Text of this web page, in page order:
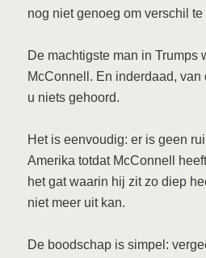
nog niet genoeg om verschil te
De machtigste man in Trumps
McConnell. En inderdaad,
u niets gehoord.
Het is eenvoudig: er is geen
Amerika totdat McConnell
het gat waarin hij zit zo diep
niet meer uit kan.
De boodschap is simpel: